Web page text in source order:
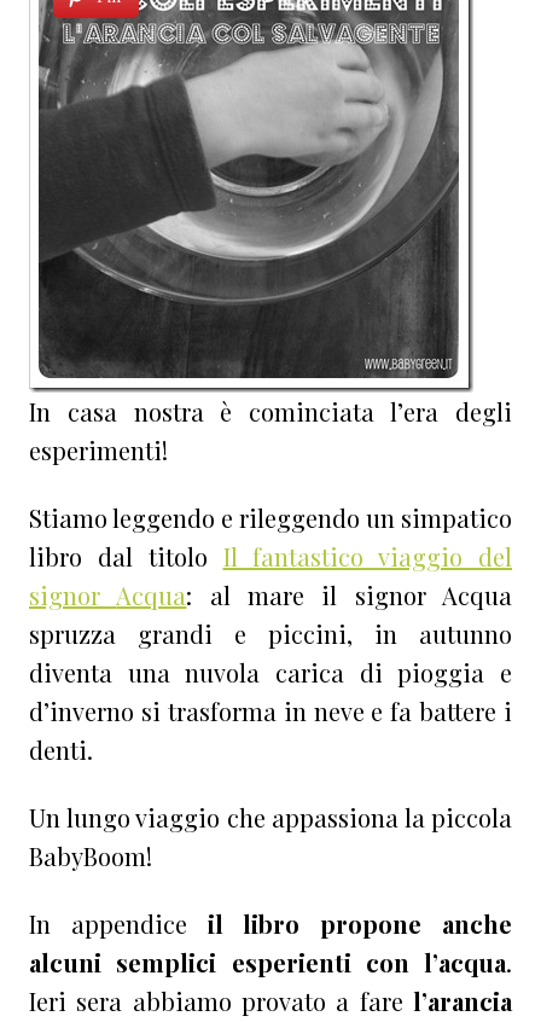
In casa nostra è cominciata l’era degli
esperimenti!
Stiamo leggendo e rileggendo un simpatico
libro dal titolo Il fantastico viaggio del
signor Acqua: al mare il signor Acqua
spruzza grandi e piccini, in autunno
diventa una nuvola carica di pioggia e
d’inverno si trasforma in neve e fa battere i
denti.
Un lungo viaggio che appassiona la piccola
BabyBoom!
In appendice il libro propone anche
alcuni semplici esperienti con l’acqua.
Ieri sera abbiamo provato a fare l’arancia